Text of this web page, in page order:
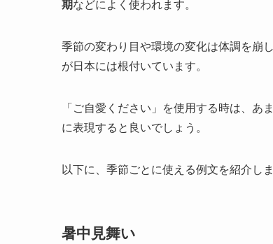
期などによく使われます。
季節の変わり目や環境の変化は体調を崩
が日本には根付いています。
「ご自愛ください」を使用する時は、
に表現すると良いでしょう。
以下に、季節ごとに使える例文を紹介しま
暑中見舞い